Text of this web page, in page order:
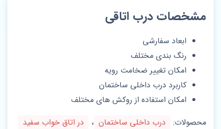
مشخصات درب اتاقی
ابعاد سفارشی
رنگ بندی مختلف
امکان تغییر ضخامت رویه
کاربرد درب داخلی ساختمان
امکان استفاده از روکش های مختلف
محصولات:
درب داخلی ساختمان ، در اتاق خواب سفید